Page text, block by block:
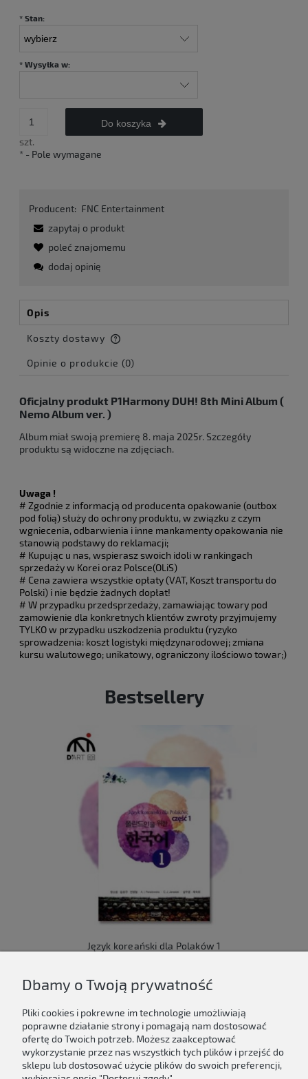
* Stan:
* Wysyłka w:
szt.
Do koszyka
* - Pole wymagane
Producent: FNC Entertainment
zapytaj o produkt
poleć znajomemu
dodaj opinię
Opis
Koszty dostawy
Cena nie zawiera ewentualnych kosztów płatności
Opinie o produkcie (0)
Oficjalny produkt P1Harmony DUH! 8th Mini Album (
Nemo Album ver. )
Album miał swoją premierę 8. maja 2025r. Szczegóły
produktu są widoczne na zdjęciach.
Uwaga !
# Zgodnie z informacją od producenta opakowanie (outbox
pod folią) służy do ochrony produktu, w związku z czym
wgniecenia, odbarwienia i inne mankamenty opakowania nie
stanowią podstawy do reklamacji;
# Kupując u nas, wspierasz swoich idoli w rankingach
sprzedaży w Korei oraz Polsce(OLiS)
# Cena zawiera wszystkie opłaty (VAT, Koszt transportu do
Polski) i nie będzie żadnych dopłat!
# W przypadku przedsprzedaży, zamawiając towary pod
zamowienie dla konkretnych klientów zwroty przyjmujemy
TYLKO w przypadku uszkodzenia produktu (ryzyko
sprowadzenia: koszt logistyki międzynarodowej; zmiana
kursu walutowego; unikatowy, ograniczony ilościowo towar;)
Bestsellery
Język koreański dla Polaków 1
Do koszyka
Newsletter
Dbamy o Twoją prywatność
Pliki cookies i pokrewne im technologie umożliwiają
poprawne działanie strony i pomagają nam dostosować
ofertę do Twoich potrzeb. Możesz zaakceptować
wykorzystanie przez nas wszystkich tych plików i przejść do
sklepu lub dostosować użycie plików do swoich preferencji,